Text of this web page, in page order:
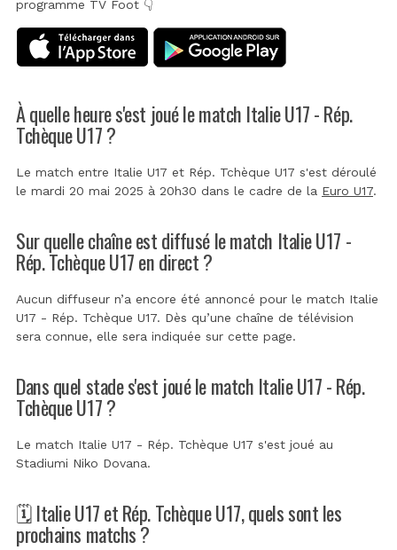
programme TV Foot 👇
À quelle heure s'est joué le match Italie U17 - Rép.
Tchèque U17 ?
Le match entre Italie U17 et Rép. Tchèque U17 s'est déroulé
le mardi 20 mai 2025 à 20h30 dans le cadre de la Euro U17.
Sur quelle chaîne est diffusé le match Italie U17 -
Rép. Tchèque U17 en direct ?
Aucun diffuseur n’a encore été annoncé pour le match Italie
U17 - Rép. Tchèque U17. Dès qu’une chaîne de télévision
sera connue, elle sera indiquée sur cette page.
Dans quel stade s'est joué le match Italie U17 - Rép.
Tchèque U17 ?
Le match Italie U17 - Rép. Tchèque U17 s'est joué au
Stadiumi Niko Dovana.
🗓️ Italie U17 et Rép. Tchèque U17, quels sont les
prochains matchs ?